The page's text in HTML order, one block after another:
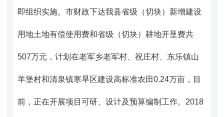
即组织实施。市财政下达我县省级（切块）新增建设
用地土地有偿使用费和省级（切块）耕地开垦费共
507万元，计划在老军乡老军村、祝庄村、东乐镇山
羊堡村和清泉镇寒旱区建设高标准农田0.24万亩，目
前，正在开展项目可研、设计及预算编制工作。 2018